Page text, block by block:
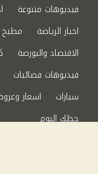
فيديوهات متنوعة
اخبار الرياضة
مطبخ
الاقتصاد والبورصة
فيديوهات فضائيات
سيارات
اسعار
حظك اليوم